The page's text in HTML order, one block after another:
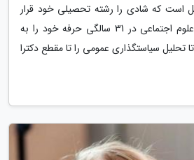
است که شادی را رشته تحصیلی خود قرار
داده است. این دانشمند علوم اجتماعی در 31 سالگی حرفه خود را به
تحلیل سیاستگذاری عمومی را تا مقطع دکترا